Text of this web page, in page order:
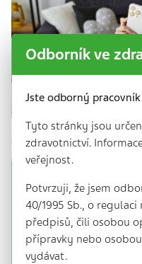
Obrazovky místo
5 min. | 20. 3. 2026
Odborníci varují před
technologií u dětí.
Odborník ve
Jste odborný
Tyto stránky jsou
zdravotnictví.
veřejnost.
Potvrzuji, že jsem
40/1995 Sb., o
předpisů, čili osobou
přípravky nebo
vydávat.